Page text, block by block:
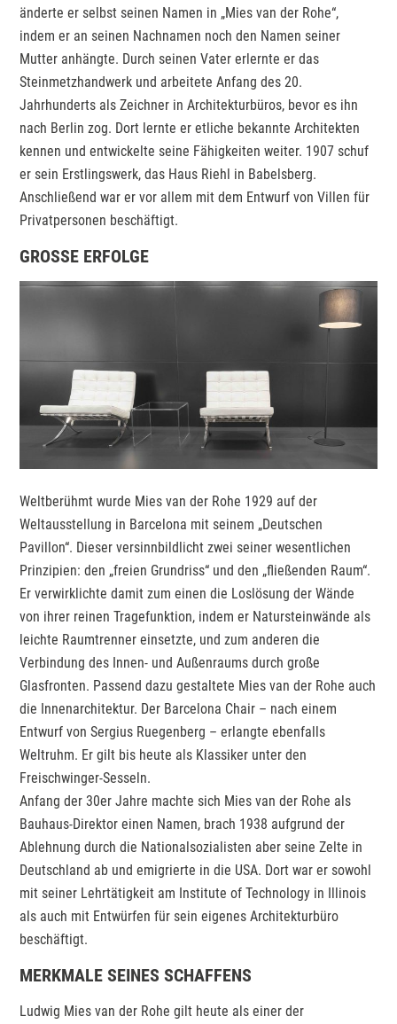
änderte er selbst seinen Namen in „Mies van der Rohe“,
indem er an seinen Nachnamen noch den Namen seiner
Mutter anhängte. Durch seinen Vater erlernte er das
Steinmetzhandwerk und arbeitete Anfang des 20.
Jahrhunderts als Zeichner in Architekturbüros, bevor es ihn
nach Berlin zog. Dort lernte er etliche bekannte Architekten
kennen und entwickelte seine Fähigkeiten weiter. 1907 schuf
er sein Erstlingswerk, das Haus Riehl in Babelsberg.
Anschließend war er vor allem mit dem Entwurf von Villen für
Privatpersonen beschäftigt.
GROSSE ERFOLGE
Weltberühmt wurde Mies van der Rohe 1929 auf der
Weltausstellung in Barcelona mit seinem „Deutschen
Pavillon“. Dieser versinnbildlicht zwei seiner wesentlichen
Prinzipien: den „freien Grundriss“ und den „fließenden Raum“.
Er verwirklichte damit zum einen die Loslösung der Wände
von ihrer reinen Tragefunktion, indem er Natursteinwände als
leichte Raumtrenner einsetzte, und zum anderen die
Verbindung des Innen- und Außenraums durch große
Glasfronten. Passend dazu gestaltete Mies van der Rohe auch
die Innenarchitektur. Der Barcelona Chair – nach einem
Entwurf von Sergius Ruegenberg – erlangte ebenfalls
Weltruhm. Er gilt bis heute als Klassiker unter den
Freischwinger-Sesseln.
Anfang der 30er Jahre machte sich Mies van der Rohe als
Bauhaus-Direktor einen Namen, brach 1938 aufgrund der
Ablehnung durch die Nationalsozialisten aber seine Zelte in
Deutschland ab und emigrierte in die USA. Dort war er sowohl
mit seiner Lehrtätigkeit am Institute of Technology in Illinois
als auch mit Entwürfen für sein eigenes Architekturbüro
beschäftigt.
MERKMALE SEINES SCHAFFENS
Ludwig Mies van der Rohe gilt heute als einer der